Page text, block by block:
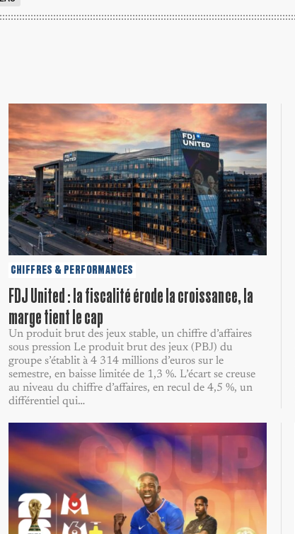
CHIFFRES & PERFORMANCES
FDJ United : la fiscalité érode la croissance, la
marge tient le cap
Un produit brut des jeux stable, un chiffre d’affaires
sous pression Le produit brut des jeux (PBJ) du
groupe s’établit à 4 314 millions d’euros sur le
semestre, en baisse limitée de 1,3 %. L’écart se creuse
au niveau du chiffre d’affaires, en recul de 4,5 %, un
différentiel qui…